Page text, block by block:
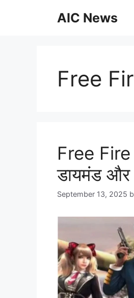
AIC News
Free
Free
डायमंड और
September 13, 2025